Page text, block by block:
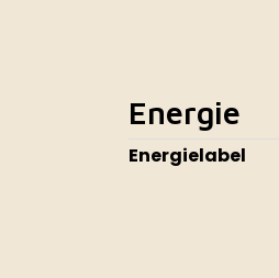
Energie
Energielabel